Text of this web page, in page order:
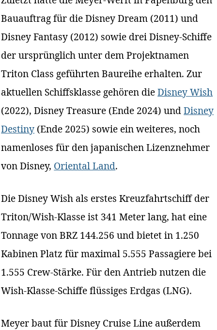
Bauauftrag für die Disney Dream (2011) und
Disney Fantasy (2012) sowie drei Disney-Schiffe
der ursprünglich unter dem Projektnamen
Triton Class geführten Baureihe erhalten. Zur
aktuellen Schiffsklasse gehören dieDisney Wish
(2022), Disney Treasure (Ende 2024) undDisney
Destiny (Ende 2025) sowie ein weiteres, noch
namenloses für den japanischen Lizenznehmer
von Disney, Oriental Land.
Die Disney Wish als erstes Kreuzfahrtschiff der
Triton/Wish-Klasse ist 341 Meter lang, hat eine
Tonnage von BRZ 144.256 und bietet in 1.250
Kabinen Platz für maximal 5.555 Passagiere bei
1.555 Crew-Stärke. Für den Antrieb nutzen die
Wish-Klasse-Schiffe flüssiges Erdgas (LNG).
Meyer baut für Disney Cruise Line außerdem